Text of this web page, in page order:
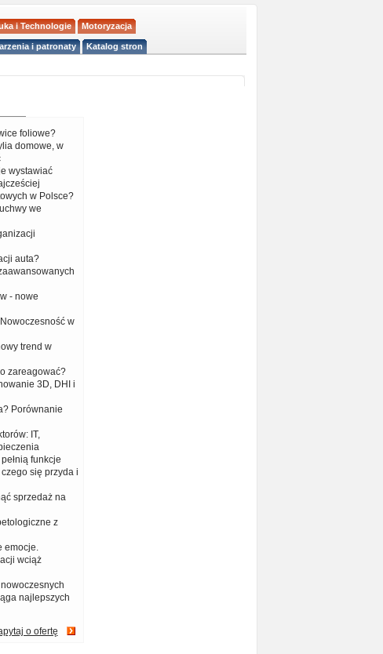
i Technologie Motoryzacja
i patronaty Katalog stron
foliowe?
domowe, w
wystawiać
w Polsce?
we
auta?
- nowe
w
trend w
zareagować?
3D, DHI i
Porównanie
IT,
funkcje
się przyda i
sprzedaż na
z
emocje.
wciąż
najlepszych
o ofertę